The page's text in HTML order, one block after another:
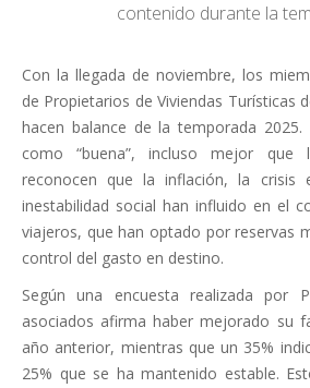
contenido durante la
Con la llegada de noviembre, los
de Propietarios de Viviendas Turísticas
hacen balance de la temporada
como “buena”, incluso mejor que
reconocen que la inflación, la crisis
inestabilidad social han influido en el
viajeros, que han optado por reservas
control del gasto en destino.
Según una encuesta realizada por
asociados afirma haber mejorado su
año anterior, mientras que un 35%
25% que se ha mantenido estable.